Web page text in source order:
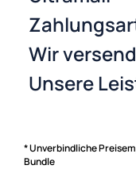
History
* Unverbindliche
Bundle